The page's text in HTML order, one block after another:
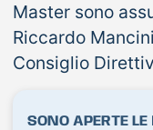
Master sono
Riccardo
Consiglio
SONO APERTE